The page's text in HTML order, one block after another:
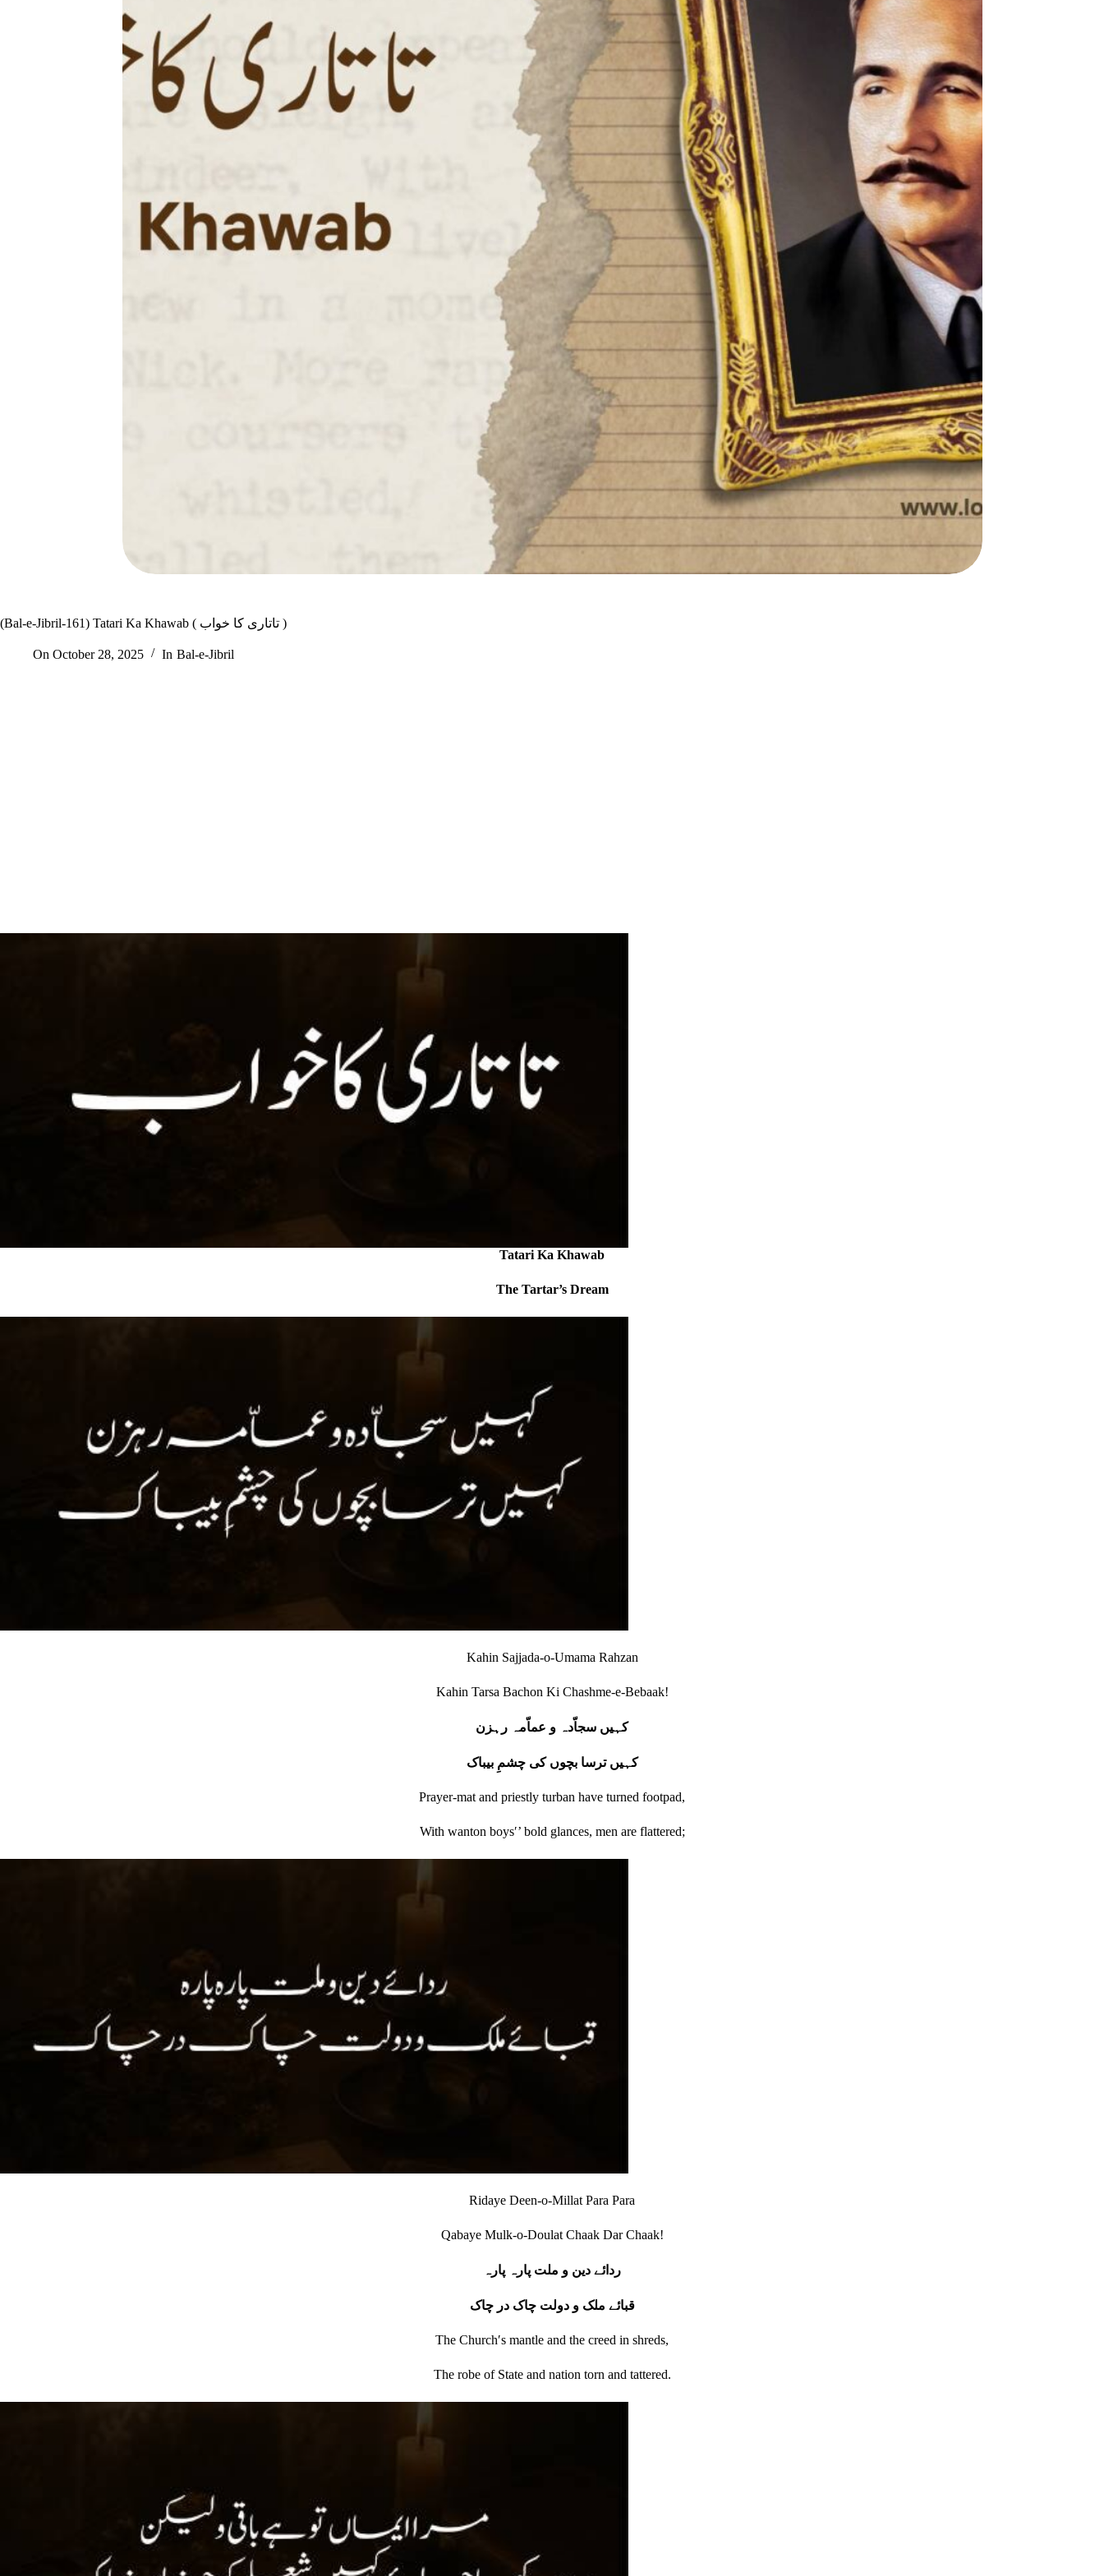
(Bal-e-Jibril-161) Tatari Ka Khawab ( تاتاری کا خواب )
On October 28, 2025 In Bal-e-Jibril
Tatari Ka Khawab
The Tartar’s Dream
Kahin Sajjada-o-Umama Rahzan
Kahin Tarsa Bachon Ki Chashme-e-Bebaak!
کہیں سجاّدہ و عماّمہ رہزن
کہیں ترسا بچوں کی چشمِ بیباک
Prayer‐mat and priestly turban have turned footpad,
With wanton boysʹ’ bold glances, men are flattered;
Ridaye Deen-o-Millat Para Para
Qabaye Mulk-o-Doulat Chaak Dar Chaak!
ردائے دین و ملت پارہ پارہ
قبائے ملک و دولت چاک در چاک
The Churchʹs mantle and the creed in shreds,
The robe of State and nation torn and tattered.